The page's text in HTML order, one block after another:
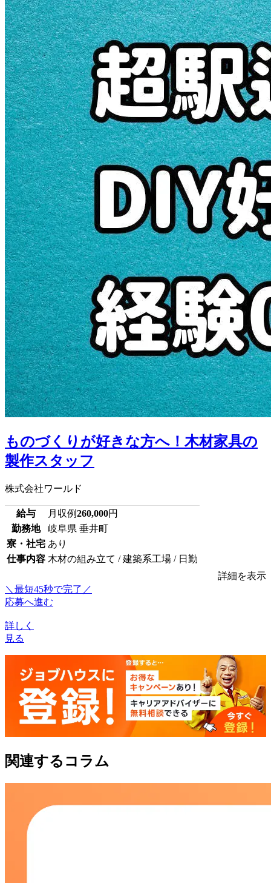
ものづくりが好きな方へ！木材家具の
製作スタッフ
株式会社ワールド
給与 月収例260,000円
勤務地
岐阜県 垂井町
寮・社宅 あり
仕事内容 木材の組み立て / 建築系工場 / 日勤
詳細を表示
＼最短45秒で完了／
応募へ進む
詳しく
見る
関連するコラム